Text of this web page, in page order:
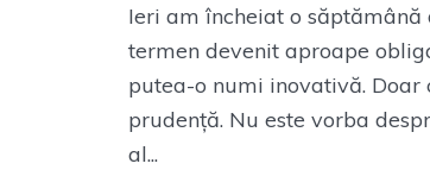
Ieri am încheiat o
termen devenit aproape
putea-o numi inovativă.
prudență. Nu este vorba
al...